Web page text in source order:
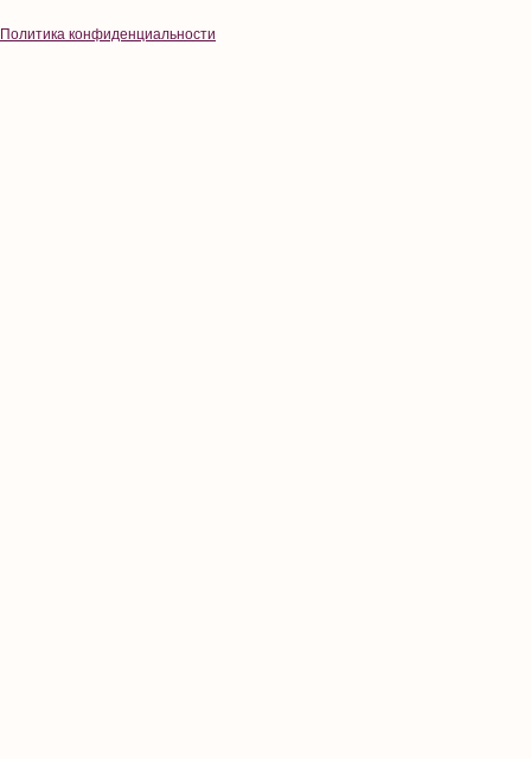
Политика конфиденциальности